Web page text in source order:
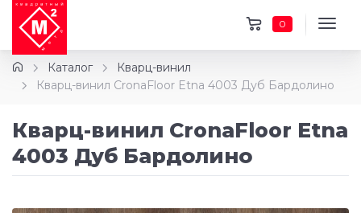
0
Каталог
Кварц-винил
Кварц-винил CronaFloor Etna 4003 Дуб Бардолино
Кварц-винил CronaFloor Etna
4003 Дуб Бардолино